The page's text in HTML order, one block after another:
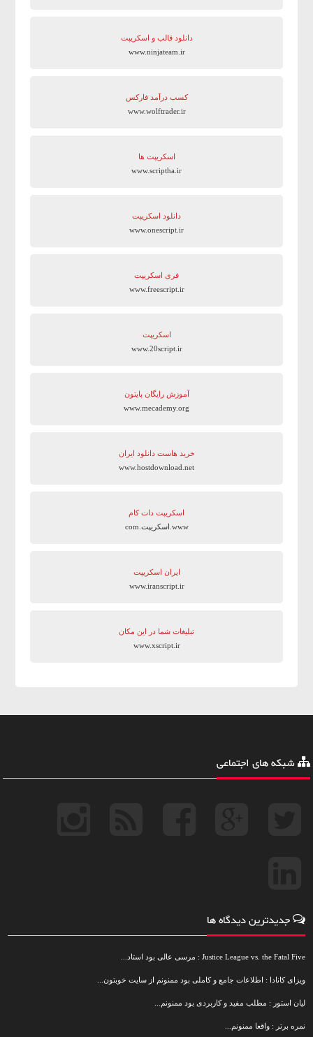
دانلود قالب و اسکریپت
www.ninjateam.ir
کسب درآمد فارکس
www.wolftrader.ir
اسکریپت ها
www.scriptha.ir
دانلود اسکریپت
www.onescript.ir
فری اسکریپت
www.freescript.ir
اسکریپت
www.20script.ir
آموزش رایگان پایتون
www.mecademy.org
خرید هاست دانلود ایران
www.hostdownload.net
اسکریپت دات کام
www.اسکریپت.com
ایران اسکریپت
www.iranscript.ir
تبلیغات شما در این مکان
www.xscript.ir
شبکه های اجتماعی
جدیدترین دیدگاه ها
Justice League vs. the Fatal Five : مرسی عالی بود استاد...
ویزای کانادا : اطلاعات جامع و کاملی بود ممنونم از سایت خوبتون...
لیان استور : مطلب مفید و کاربردی بود ممنونم...
نمره برتر : واقعا ممنونم...